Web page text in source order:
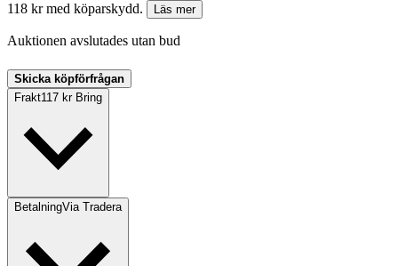
118 kr med köparskydd.
Läs mer
Auktionen avslutades utan bud
Skicka köpförfrågan
Frakt117 kr Bring
BetalningVia Tradera